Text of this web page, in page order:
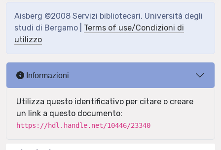
Aisberg ©2008 Servizi bibliotecari, Università degli
studi di Bergamo | Terms of use/Condizioni di
utilizzo
Informazioni
Utilizza questo identificativo per citare o creare
un link a questo documento:
https://hdl.handle.net/10446/23340